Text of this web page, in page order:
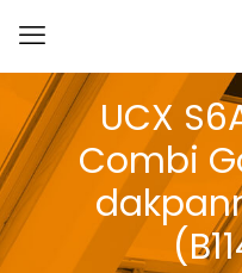
UCX
Combi